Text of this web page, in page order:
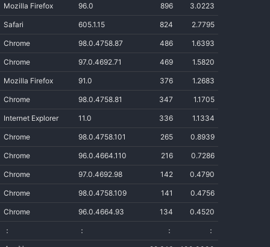
Mozilla Firefox 96.0 896 3.0223
Safari 605.1.15 824 2.7795
Chrome 98.0.4758.87 486 1.6393
Chrome 97.0.4692.71 469 1.5820
Mozilla Firefox 91.0 376 1.2683
Chrome 98.0.4758.81 347 1.1705
Internet Explorer 11.0 336 1.1334
Chrome 98.0.4758.101 265 0.8939
Chrome 96.0.4664.110 216 0.7286
Chrome 97.0.4692.98 142 0.4790
Chrome 98.0.4758.109 141 0.4756
Chrome 96.0.4664.93 134 0.4520
： ： ： ：